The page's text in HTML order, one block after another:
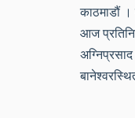
काठमाडौं
आज